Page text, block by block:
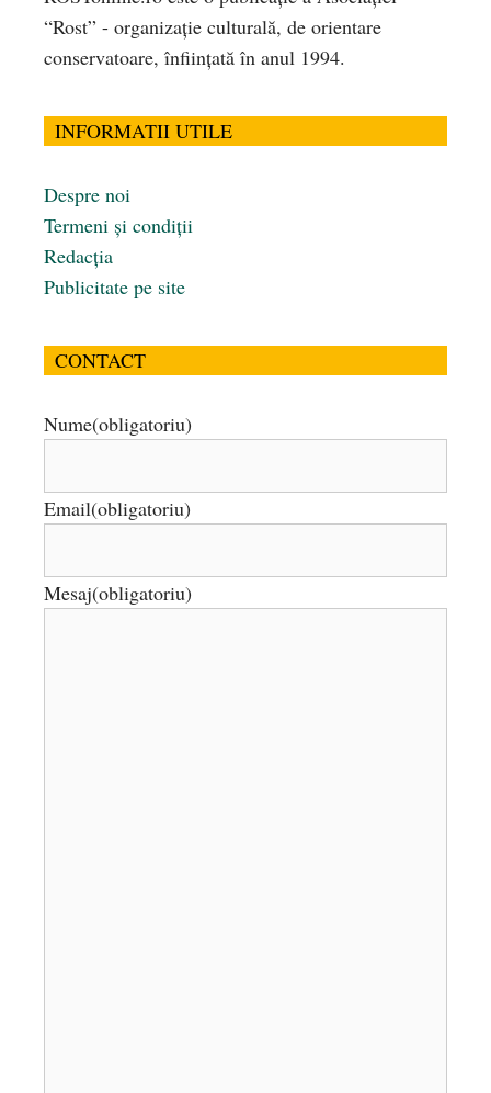
“Rost” - organizaţie culturală, de orientare
conservatoare, înfiinţată în anul 1994.
INFORMATII UTILE
Despre noi
Termeni și condiții
Redacția
Publicitate pe site
CONTACT
Nume(obligatoriu)
Email(obligatoriu)
Mesaj(obligatoriu)